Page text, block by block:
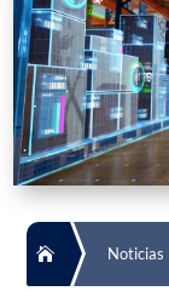
 Noticias